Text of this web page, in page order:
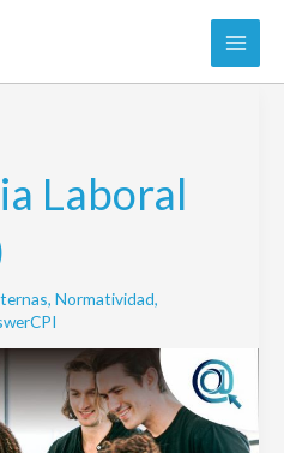
Laboral
, Normatividad,